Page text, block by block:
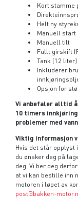
Kort stamme
Helt ny
Manuell start
Manuell tilt
Fullt girskift
Tank (12
Inkluderer
Opsjon for
Vi anbefaler alltid
10 timers
problemer med
Viktig informasjon
Hvis det står opplyst
du ønsker deg på
deg. Vi ber deg
at vi kan bestille inn
motoren i løpet av
post@bakken-